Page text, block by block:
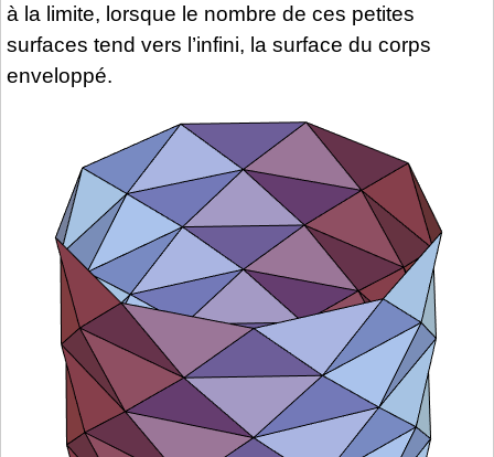
à la limite, lorsque le nombre de ces petites
surfaces tend vers l’infini, la surface du corps
enveloppé.